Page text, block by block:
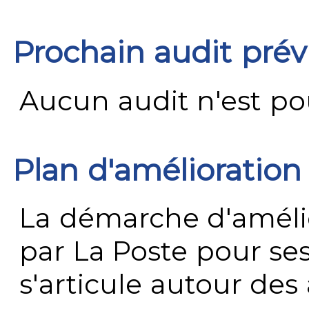
Prochain audit
Aucun audit n'est
Plan
La démarche
par La Poste pour
s'articule autour des